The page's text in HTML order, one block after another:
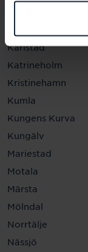
Karlstad
Katrineholm
Kristinehamn
Kumla
Kungens Kurva
Kungälv
Mariestad
Motala
Märsta
Mölndal
Norrtälje
Nässjö